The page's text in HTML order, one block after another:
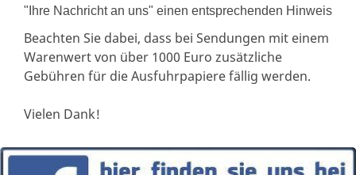
"Ihre Nachricht an uns" einen entsprechenden Hinweis
Beachten Sie dabei, dass bei Sendungen mit einem
Warenwert von über 1000 Euro zusätzliche
Gebühren für die Ausfuhrpapiere fällig werden.
Vielen Dank!